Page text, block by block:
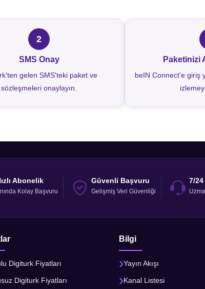
2
SMS Onay
gelen SMS'teki paket ve
sözleşmeleri onaylayın.
Paketinizi
beIN Connect'e giriş
Abonelik
Kolay Başvuru
Güvenli Başvuru
Gelişmiş Veri Güvenliği
7/
Digiturk Fiyatları
Digiturk Fiyatları
Bilgi
Yayın Akışı
Kanal Listesi